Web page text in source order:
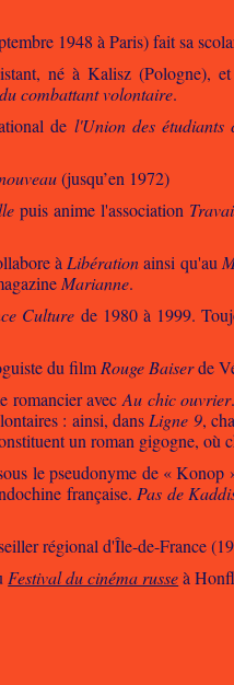
1948 à Paris) fait sa
né à Kalisz (Pologne),
combattant volontaire.
de l'Union des étudiants
(jusqu’en 1972)
puis anime l'association
à Libérationainsi qu'au
Marianne.
Culture de 1980 à 1999.
du film Rouge Baiserde
romancier avec Au chic ouvrier
: ainsi, dans Ligne 9,
un roman gigogne, où
le pseudonyme de «
française. Pas de
régional d'Île-de-France
Festival du cinéma russeà